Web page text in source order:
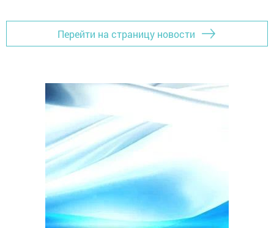
Перейти на страницу новости